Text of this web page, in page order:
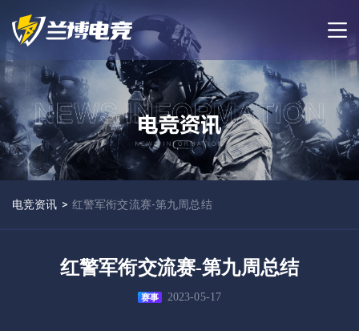
电竞资讯 > 红警军衔交流赛-第九周总结
红警军衔交流赛-第九周总结
赛事 2023-05-17